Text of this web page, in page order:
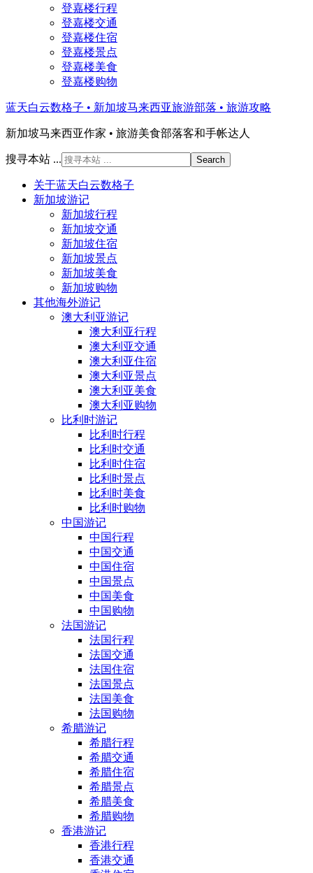
登嘉楼行程
登嘉楼交通
登嘉楼住宿
登嘉楼景点
登嘉楼美食
登嘉楼购物
蓝天白云数格子 • 新加坡马来西亚旅游部落 • 旅游攻略
新加坡马来西亚作家 • 旅游美食部落客和手帐达人
搜寻本站 ...
关于蓝天白云数格子
新加坡游记
新加坡行程
新加坡交通
新加坡住宿
新加坡景点
新加坡美食
新加坡购物
其他海外游记
澳大利亚游记
澳大利亚行程
澳大利亚交通
澳大利亚住宿
澳大利亚景点
澳大利亚美食
澳大利亚购物
比利时游记
比利时行程
比利时交通
比利时住宿
比利时景点
比利时美食
比利时购物
中国游记
中国行程
中国交通
中国住宿
中国景点
中国美食
中国购物
法国游记
法国行程
法国交通
法国住宿
法国景点
法国美食
法国购物
希腊游记
希腊行程
希腊交通
希腊住宿
希腊景点
希腊美食
希腊购物
香港游记
香港行程
香港交通